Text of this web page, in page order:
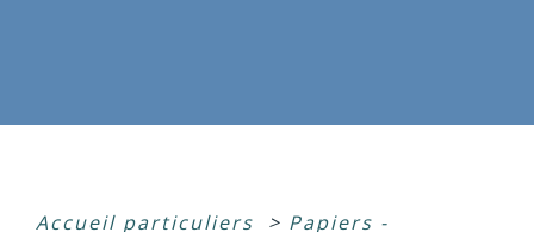
Accueil particuliers > Papiers -